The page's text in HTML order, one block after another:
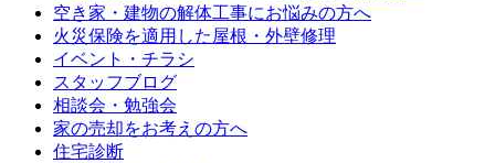
空き家・建物の解体工事にお悩みの方へ
火災保険を適用した屋根・外壁修理
イベント・チラシ
スタッフブログ
相談会・勉強会
家の売却をお考えの方へ
住宅診断